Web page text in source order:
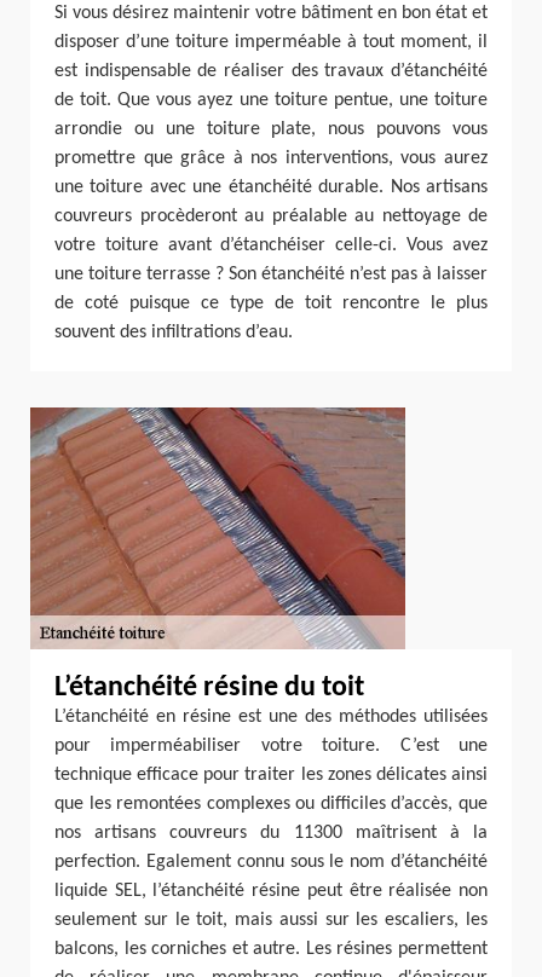
Si vous désirez maintenir votre bâtiment en bon état et
disposer d’une toiture imperméable à tout moment, il
est indispensable de réaliser des travaux d’étanchéité
de toit. Que vous ayez une toiture pentue, une toiture
arrondie ou une toiture plate, nous pouvons vous
promettre que grâce à nos interventions, vous aurez
une toiture avec une étanchéité durable. Nos artisans
couvreurs procèderont au préalable au nettoyage de
votre toiture avant d’étanchéiser celle-ci. Vous avez
une toiture terrasse ? Son étanchéité n’est pas à laisser
de coté puisque ce type de toit rencontre le plus
souvent des infiltrations d’eau.
L’étanchéité résine du toit
L’étanchéité en résine est une des méthodes utilisées
pour imperméabiliser votre toiture. C’est une
technique efficace pour traiter les zones délicates ainsi
que les remontées complexes ou difficiles d’accès, que
nos artisans couvreurs du 11300 maîtrisent à la
perfection. Egalement connu sous le nom d’étanchéité
liquide SEL, l’étanchéité résine peut être réalisée non
seulement sur le toit, mais aussi sur les escaliers, les
balcons, les corniches et autre. Les résines permettent